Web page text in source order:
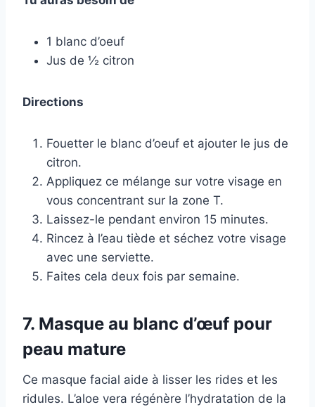
1 blanc d’oeuf
Jus de ½ citron
Directions
Fouetter le blanc d’oeuf et ajouter le jus de
citron.
Appliquez ce mélange sur votre visage en
vous concentrant sur la zone T.
Laissez-le pendant environ 15 minutes.
Rincez à l’eau tiède et séchez votre visage
avec une serviette.
Faites cela deux fois par semaine.
7. Masque au blanc d’œuf pour
peau mature
Ce masque facial aide à lisser les rides et les
ridules. L’aloe vera régénère l’hydratation de la